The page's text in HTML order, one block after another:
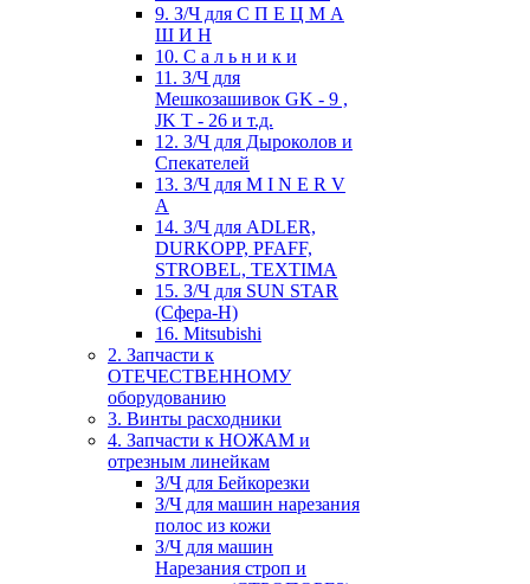
9. З/Ч для С П Е Ц М А
Ш И Н
10. С а л ь н и к и
11. З/Ч для
Мешкозашивок GK - 9 ,
JK T - 26 и т.д.
12. З/Ч для Дыроколов и
Спекателей
13. З/Ч для M I N E R V
A
14. З/Ч для ADLER,
DURKOPP, PFAFF,
STROBEL, TEXTIMA
15. З/Ч для SUN STAR
(Сфера-Н)
16. Mitsubishi
2. Запчасти к
ОТЕЧЕСТВЕННОМУ
оборудованию
3. Винты расходники
4. Запчасти к НОЖАМ и
отрезным линейкам
З/Ч для Бейкорезки
З/Ч для машин нарезания
полос из кожи
З/Ч для машин
Нарезания строп и